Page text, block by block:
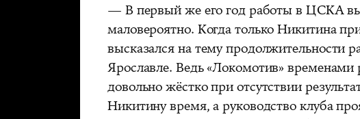
— В первый же его год работы в ЦСКА
маловероятно. Когда только Никитина
высказался на тему продолжительности
Ярославле. Ведь «Локомотив» временами
довольно жёстко при отсутствии
Никитину время, а руководство клуба